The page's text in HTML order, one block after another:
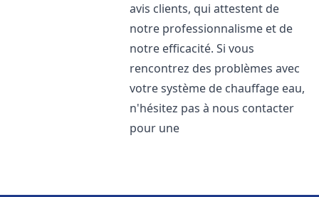
avis clients, qui attestent de
notre professionnalisme et de
notre efficacité. Si vous
rencontrez des problèmes avec
votre système de chauffage eau,
n'hésitez pas à nous contacter
pour une